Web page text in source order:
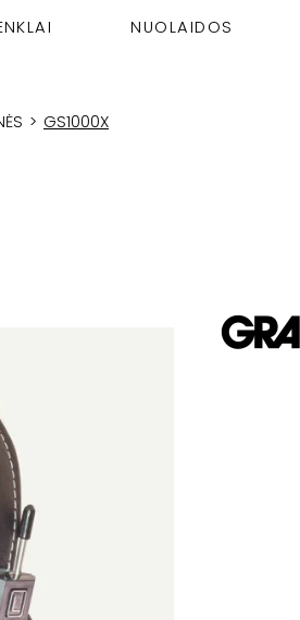
NUOLAIDOS
> GS1000X